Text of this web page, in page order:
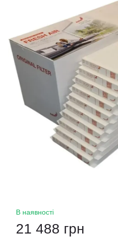
В наявності
21 488 грн